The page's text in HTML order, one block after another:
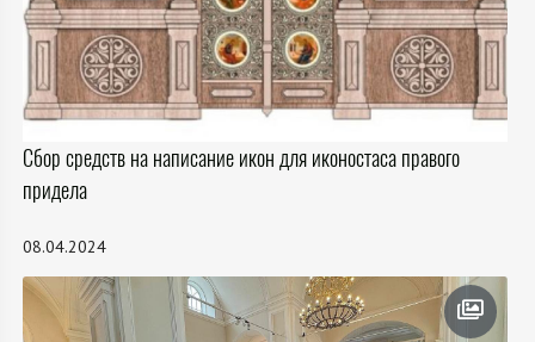
Сбор средств на написание икон для иконостаса правого
придела
08.04.2024